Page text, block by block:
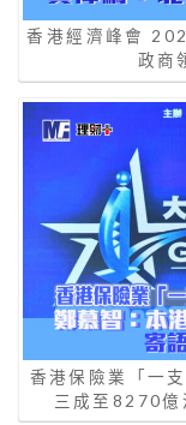
香港經濟峰會
政商
香港保險業「一
三成至8270億